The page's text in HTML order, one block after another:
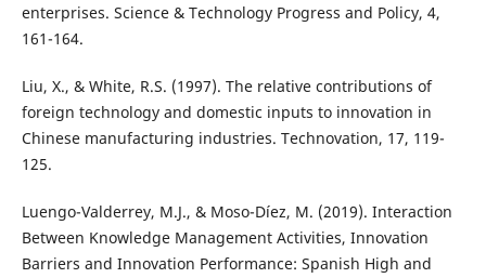
enterprises. Science & Technology Progress and Policy, 4,
161-164.
Liu, X., & White, R.S. (1997). The relative contributions of
foreign technology and domestic inputs to innovation in
Chinese manufacturing industries. Technovation, 17, 119-
125.
Luengo-Valderrey, M.J., & Moso-Díez, M. (2019). Interaction
Between Knowledge Management Activities, Innovation
Barriers and Innovation Performance: Spanish High and